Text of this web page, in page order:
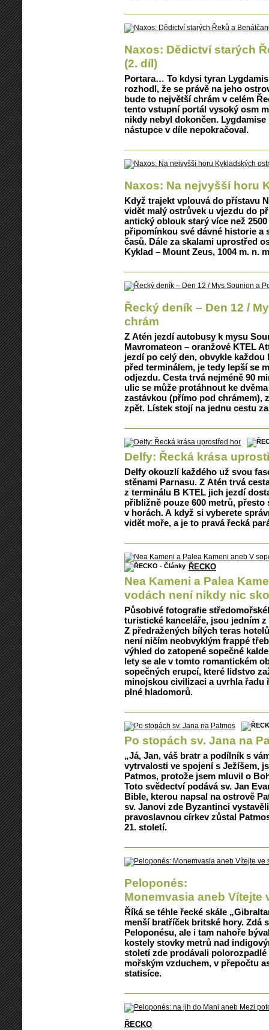
Naxos: Dědictví starých
(2. díl)
Portara… To kdysi tyran
rozhodl, že se právě na jeho
bude to největší chrám v celém
tento vstupní portál vysoký osm
nikdy nebyl dokončen.
nástupce v díle nepokračoval.
Naxos: Na nejvyšší horu
Když trajekt vplouvá do přístavu
vidět malý ostrůvek u vjezdu do
antický oblouk starý více než
připomínkou své dávné historie a
časů. Dále za skalami uprostřed
Kyklad – Mount Zeus, 1004 m. n.
Řecký deník – Den 12 /
chrám
Z Atén jezdí autobusy k mysu
Mavromateon – oranžové KTEL
jezdí po celý den, obvykle
před terminálem, je tedy lepší se
odjezdu. Cesta trvá nejméně 90
ulic se může protáhnout ke
zastávkou (přímo pod chrámem),
zpět. Lístek stojí na jednu cestu
Delfy: Řecká krása
Delfy okouzlí každého už svou
stěnami Parnasu. Z Atén trvá
z terminálu B KTEL jich jezdí
přibližně pouze 600 metrů,
v horách. A když si vyberete
vidět moře, a je to pravá řecká
ŘECKO
Nea Kameni a Palea
vodách není nikdy nic
Působivé fotografie
turistické kanceláře, jsou jedním
Z předražených bílých teras
není ničím neobvyklým frappé
výhled do zatopené sopečné
lety se ale v tomto romantickém
sopečných erupcí, které lidstvo
minojskou civilizaci a uvrhla řadu
plné hladomorů.
Po stopách sv. Jana na
„Já, Jan, váš bratr a podílník s
vytrvalosti ve spojení s Ježíšem,
Patmos, protože jsem mluvil o
Toto svědectví podává sv. Jan
Bible, kterou napsal na ostrově
sv. Janovi zde Byzantinci
pravoslavnou církev zůstal
21. století.
Peloponés:
Monemvasia aneb Vítejte
Říká se téhle řecké skále
menší bratříček britské hory. Zdá
Peloponésu, ale i tam nahoře
kostely stovky metrů nad
století zde prodávali
mořským vzduchem, v přepočtu
statisíce.
ŘECKO